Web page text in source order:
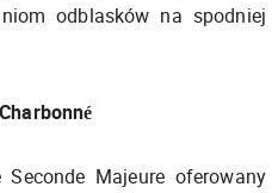
odblasków na spodniej
Majeure oferowany